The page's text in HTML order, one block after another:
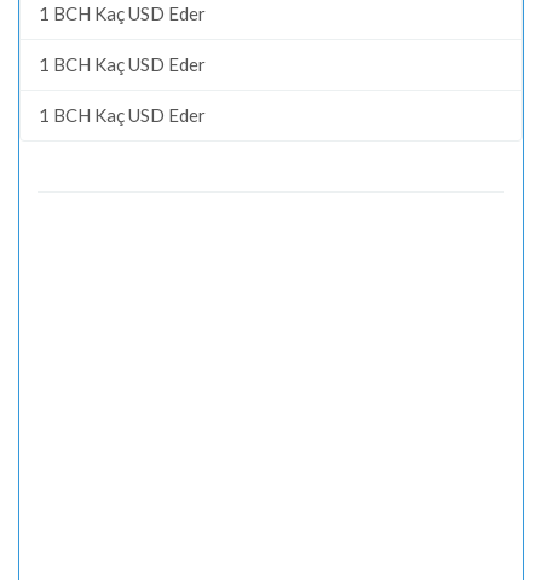
1 BCH Kaç USD Eder
1 BCH Kaç USD Eder
1 BCH Kaç USD Eder